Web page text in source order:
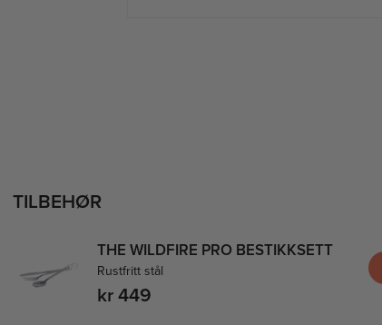
TILBEHØR
THE WILDFIRE PRO BESTIKKSETT
Rustfritt stål
kr 449